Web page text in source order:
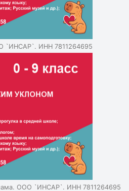
`ИНСАР`. ИНН 7811264695
ООО `ИНСАР`. ИНН 7811264695